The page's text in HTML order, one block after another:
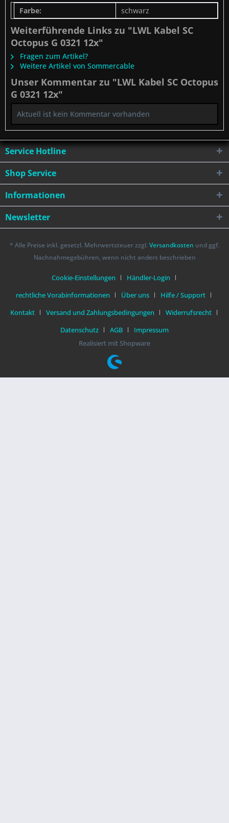
Farbe: schwarz
Weiterführende Links zu "LWL Kabel SC
Octopus G 0321 12x"
Fragen zum Artikel?
Weitere Artikel von Sommercable
Unser Kommentar zu "LWL Kabel SC Octopus
G 0321 12x"
Aktuell ist kein Kommentar vorhanden
Service Hotline
Shop Service
Informationen
Newsletter
* Alle Preise inkl. gesetzl. Mehrwertsteuer zzgl. Versandkosten und ggf.
Nachnahmegebühren, wenn nicht anders beschrieben
Cookie-Einstellungen
Händler-Login
rechtliche Vorabinformationen
Über uns
Hilfe / Support
Kontakt
Versand und Zahlungsbedingungen
Widerrufsrecht
Datenschutz
AGB
Impressum
Realisiert mit Shopware